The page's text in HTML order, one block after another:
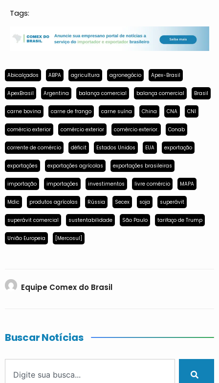
Tags:
Abicalçados ABPA agricultura agronegócio Apex-Brasil
ApexBrasil Argentina balança comercial balança comercial Brasil
carne bovina carne de frango carne suína China CNA CNI
comércio exterior comércio exterior comércio exterior. Conab
corrente de comércio déficit Estados Unidos EUA exportação
exportações exportações agrícolas exportações brasileiras
importação importações investimentos livre comércio MAPA
Mdic produtos agrícolas Rússia Secex soja superávit
superávit comercial sustentabilidade São Paulo tarifaço de Trump
União Europeia [Mercosul]
Equipe Comex do Brasil
Buscar Notícias